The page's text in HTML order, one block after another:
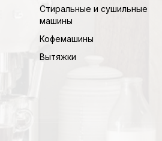
Стиральные и сушильные
машины
Кофемашины
Вытяжки